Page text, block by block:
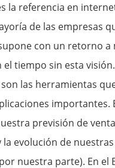
la referencia en
de las empresas
con un retorno a
tiempo sin esta visión.
son las herramientas
importantes.
previsión de
evolución de
nuestra parte). En el